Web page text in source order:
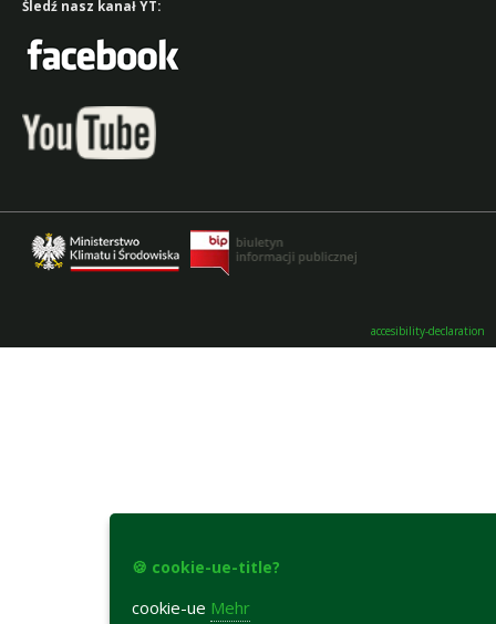
Śledź nasz kanał YT:
accesibility-declaration
🍪 cookie-ue-title?
cookie-ue Mehr